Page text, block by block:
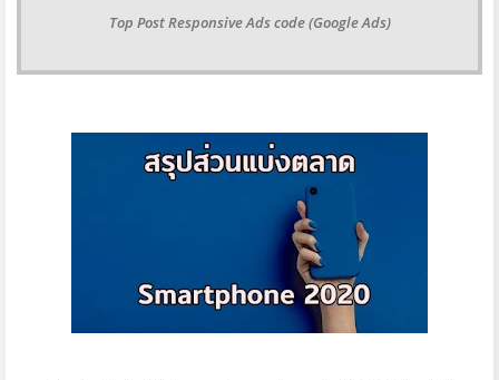
Top Post Responsive Ads code (Google Ads)